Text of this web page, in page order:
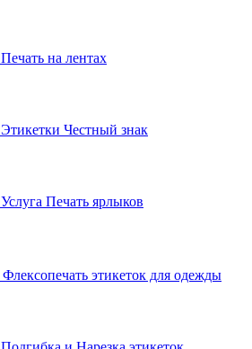
Печать на лентах
Этикетки Честный знак
Услуга Печать ярлыков
Флексопечать этикеток для одежды